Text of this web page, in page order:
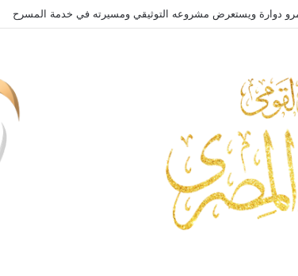
دوارة ويستعرض مشروعه التوثيقي ومسيرته في خدمة المسرح